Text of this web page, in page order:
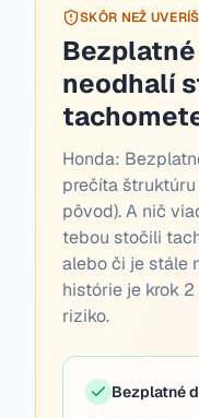
SKÔR NEŽ
neodhalí
Honda:
prečíta štruktúru
pôvod). A nič
tebou stočili
alebo či je stále
histórie je krok
riziko.
Bezplatné